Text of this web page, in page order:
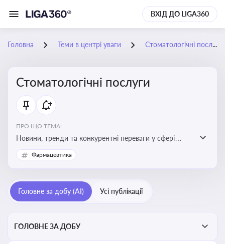
ВХІД ДО LIGA360
Головна Теми в центрі уваги Стоматологічні послуги
Стоматологічні послуги
ПРО ЩО ТЕМА:
Новини, тренди та конкурентні переваги у сфері
стоматологічних послуг. Використання новітніх
технологій та стратегій для покращення
Фармацевтика
Головне за добу (AI) Усі публікації
ГОЛОВНЕ ЗА ДОБУ